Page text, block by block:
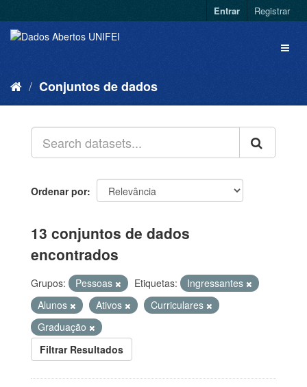
Entrar Registrar
Conjuntos de dados
Ordenar por
13 conjuntos de dados
encontrados
Grupos: Pessoas Etiquetas:
Ingressantes
Alunos
Ativos
Curriculares
Graduação
Filtrar Resultados